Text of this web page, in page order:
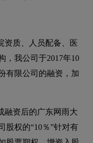
资质、人员配备、医
，我公司于2017年10
有限公司的融资，加
融资后的广东网雨大
股权的“10％”针对有